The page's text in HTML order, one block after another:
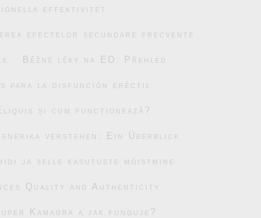
effektivitet
efectelor secundare frecvente
Běžné léky na ED: Přehled
para la disfunción eréctil
și cum funcționează?
verstehen: Ein Überblick
ja selle kasutuste mõistmine
Quality and Authenticity
Kamagra a jak funguje?